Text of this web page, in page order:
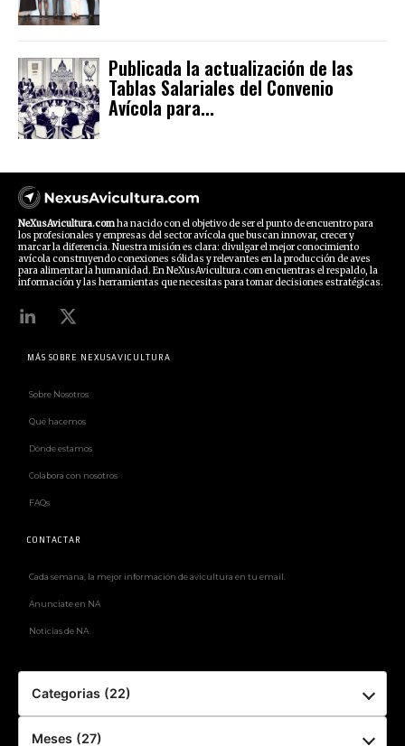
Publicada la actualización de las
Tablas Salariales del Convenio
Avícola para...
NeXusAvicultura.comha nacido con el objetivo de ser el punto de encuentro para
los profesionales y empresas del sector avícola que buscan innovar, crecer y
marcar la diferencia. Nuestra misión es clara: divulgar el mejor conocimiento
avícola construyendo conexiones sólidas y relevantes en la producción de aves
para alimentar la humanidad. En NeXusAvicultura.com encuentras el respaldo, la
información y las herramientas que necesitas para tomar decisiones estratégicas.
MÁS SOBRE NEXUSAVICULTURA
Sobre Nosotros
Qué hacemos
Dónde estamos
Colabora con nosotros
FAQs
CONTACTAR
Cada semana, la mejor información de avicultura en tu email.
Anunciate en NA
Noticias de NA
Categorias (22)
Meses (27)